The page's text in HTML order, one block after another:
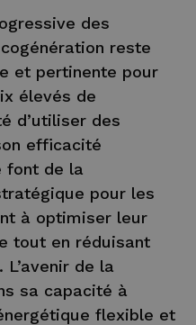
des
reste
et pertinente pour
élevés de
d’utiliser des
efficacité
font de la
pour les
à optimiser leur
tout en réduisant
de la
sa capacité à
flexible et